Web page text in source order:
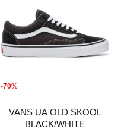
-70%
VANS UA OLD SKOOL
BLACK/WHITE